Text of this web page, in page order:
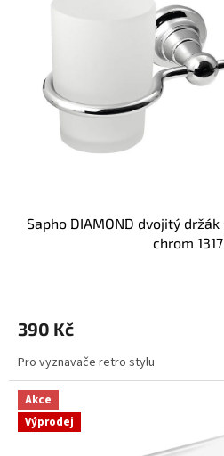
Sapho DIAMOND dvojitý
chrom
390 Kč
Pro vyznavače retro stylu
Akce
Výprodej